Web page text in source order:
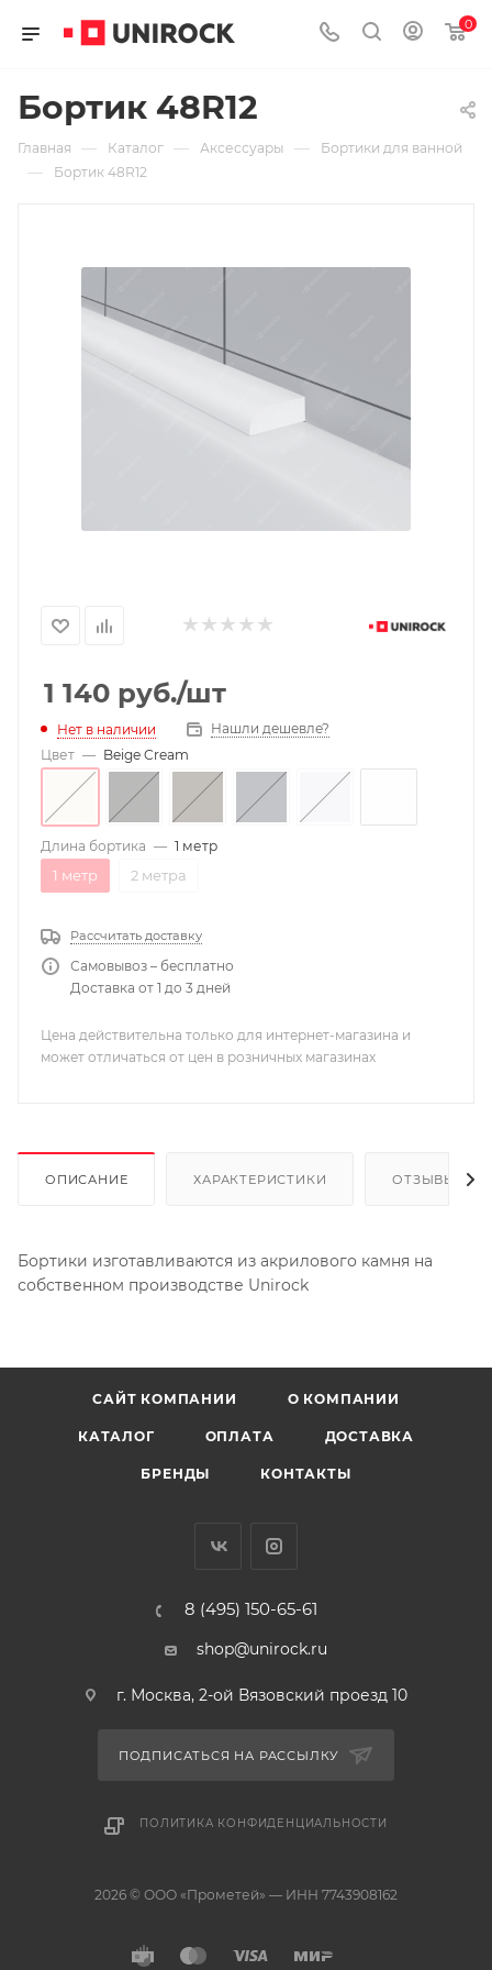
0
Бортик 48R12
Главная — Каталог — Аксессуары — Бортики для ванной
— Бортик 48R12
1 140 руб./шт
Нет в наличии
Нашли дешевле?
Цвет — Beige Cream
Длина бортика — 1 метр
1 метр 2 метра
Рассчитать доставку
Самовывоз – бесплатно
Доставка от 1 до 3 дней
Цена действительна только для интернет-магазина и
может отличаться от цен в розничных магазинах
ОПИСАНИЕ ХАРАКТЕРИСТИКИ ОТЗЫВЫ
Бортики изготавливаются из акрилового камня на
собственном производстве Unirock
САЙТ КОМПАНИИ О КОМПАНИИ
КАТАЛОГ ОПЛАТА ДОСТАВКА
БРЕНДЫ КОНТАКТЫ
8 (495) 150-65-61
shop@unirock.ru
г. Москва, 2-ой Вязовский проезд 10
ПОДПИСАТЬСЯ НА РАССЫЛКУ
ПОЛИТИКА КОНФИДЕНЦИАЛЬНОСТИ
2026 © ООО «Прометей» — ИНН 7743908162